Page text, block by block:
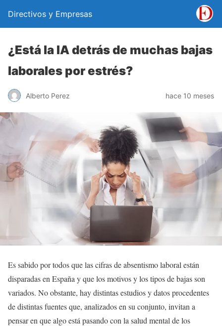
Directivos y Empresas
¿Está la IA detrás de muchas bajas
laborales por estrés?
Alberto Perez hace 10 meses
Es sabido por todos que las cifras de absentismo laboral están
disparadas en España y que los motivos y los tipos de bajas son
variados. No obstante, hay distintas estudios y datos procedentes
de distintas fuentes que, analizados en su conjunto, invitan a
pensar en que algo está pasando con la salud mental de los